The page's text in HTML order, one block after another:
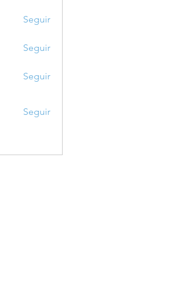
Seguir
Seguir
Seguir
Seguir